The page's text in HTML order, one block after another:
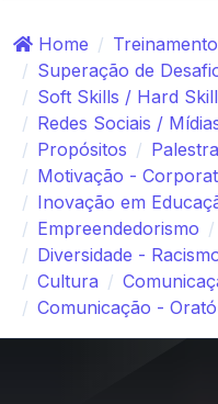
Home
Superação de
Soft Skills / Hard
Redes Sociais /
Propósitos
Motivação -
Inovação em
Empreendedorismo
Diversidade -
Cultura
Comunicação -